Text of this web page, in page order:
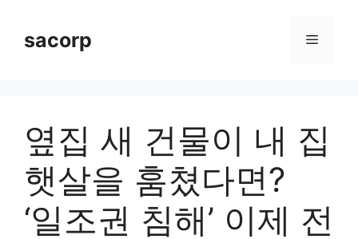
contentsacorp Menu
옆집 새 건물이 내 집
햇살을 훔쳤다면?
‘일조권 침해’ 이제 전